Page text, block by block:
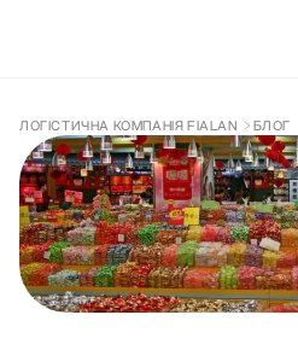
ЛОГІСТИЧНА КОМПАНІЯ FIALAN БЛОГ